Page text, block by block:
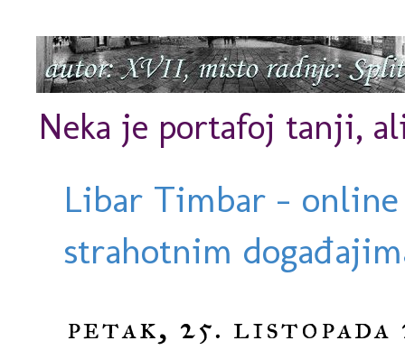
Neka je portafoj tanji,
Libar Timbar -
strahotnim
petak, 25. listopada